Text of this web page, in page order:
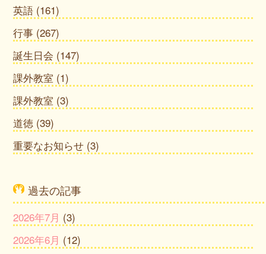
英語 (161)
行事 (267)
誕生日会 (147)
課外教室 (1)
課外教室 (3)
道徳 (39)
重要なお知らせ (3)
過去の記事
2026年7月 (3)
2026年6月 (12)